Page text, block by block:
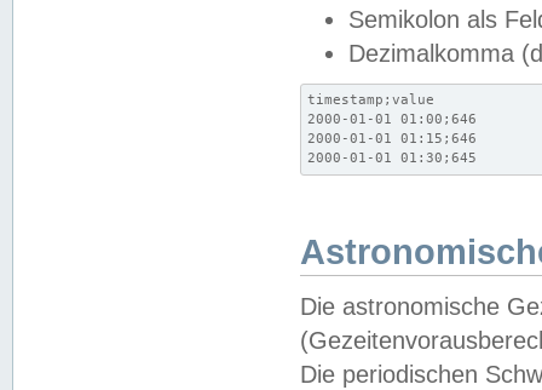
Semikolon als
Dezimalkomma
timestamp;value
2000-01-01 01:00;646
2000-01-01 01:15;646
2000-01-01 01:30;645
Die astronomische
Die periodischen